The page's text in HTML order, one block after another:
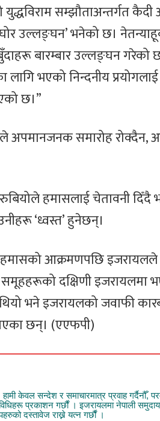
सम्झौताअन्तर्गत कैदी
उल्लङ्घन’ भनेको छ।
बारम्बार उल्लङ्घन गरेको
भएको निन्दनीय
छ।”
अपमानजनक समारोह रोक्दैन,
हमासलाई चेतावनी
‘ध्वस्त’ हुनेछन्।
आक्रमणपछि
समूहहरूको दक्षिणी इजरायलमा
भने इजरायलको जवाफी
छन्। (एएफपी)
केवल सन्देश र समाचारमात्र प्रवाह गर्दैनौँ,
प्रकाशन गर्छौं । इजरायलमा नेपाली
दस्तावेज राख्ने यत्न गर्छौं ।